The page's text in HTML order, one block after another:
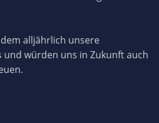
alljährlich unsere
und würden uns in Zukunft auch